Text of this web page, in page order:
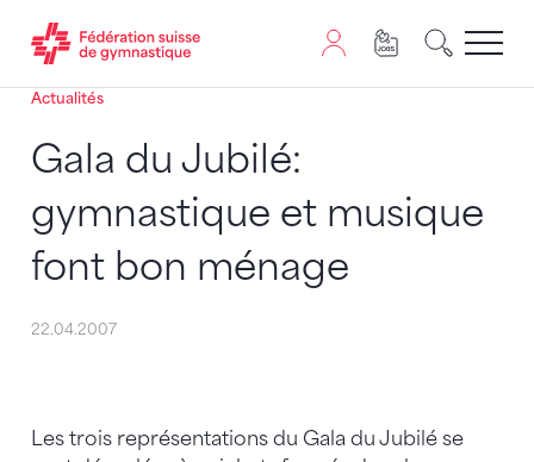
Passer au contenu
Naviguer vers le plan du siten
JavaScript est nécessaire pour naviguer sur ce site.
Actualités
Gala du Jubilé:
gymnastique et musique
font bon ménage
22.04.2007
Les trois représentations du Gala du Jubilé se